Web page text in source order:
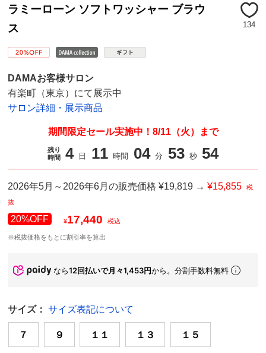
ラミーローン ソフトワッシャー ブラウ
ス
134
DAMAお客様サロン
有楽町（東京）にて展示中
サロン詳細・展示商品
期間限定セール実施中！8/11（火）まで
残り
時間
4 日 11 時間 04 分 52 秒 72
2026年5月～2026年6月の販売価格 ¥19,819 →¥15,855 税
抜
20%OFF ¥17,440 税込
※税抜価格をもとに割引率を算出
なら12回払いで月々1,453円から。分割手数料無料
サイズ： サイズ表記について
７ ９ １１ １３ １５